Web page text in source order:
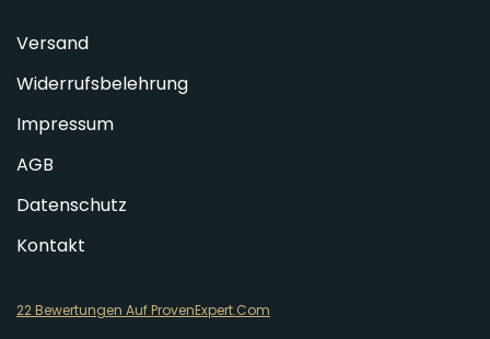
Versand
Widerrufsbelehrung
Impressum
AGB
Datenschutz
Kontakt
22 Bewertungen Auf ProvenExpert.Com